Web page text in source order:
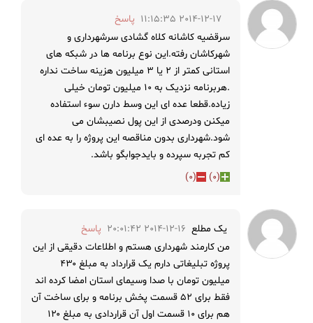
2014-12-17 11:15:35
پاسخ
سرقضیه کاشانه کلاه گشادی سرشهرداری و
شهرکاشان رفته.این نوع برنامه ها در شبکه های
استانی کمتر از ۲ یا ۳ میلیون هزینه ساخت نداره
.هربرنامه نزدیک به ۱۰ میلیون تومان خیلی
زیاده.قطعا عده ای این وسط دارن سوء استفاده
میکنن ودرصدی از این پول نصیبشان می
شود.شهرداری بدون مناقصه این پروژه را به عده ای
کم تجربه سپرده و بایدجوابگو باشد.
(
0
)
(
0
)
یک مطلع 2014-12-16 20:01:42
پاسخ
من کارمند شهرداری هستم و اطلاعات دقیقی از این
پروژه تبلیغاتی دارم یک قرارداد به مبلغ ۴۳۰
میلیون تومان با صدا وسیمای استان امضا کرده اند
فقط برای ۵۲ قسمت پخش برنامه و برای ساخت آن
هم برای ۱۰ قسمت اول آن قراردادی به مبلغ ۱۲۰